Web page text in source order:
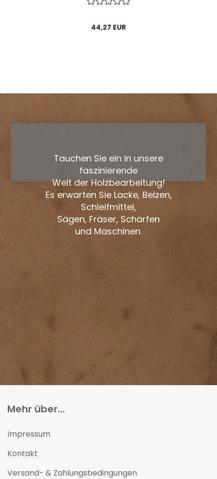
44,27 EUR
Tauchen Sie ein in unsere
faszinierende
Welt der Holzbearbeitung!
Es erwarten Sie Lacke, Beizen,
Schleifmittel,
Sägen, Fräser, Schärfen
und Maschinen.
Mehr über...
Impressum
Kontakt
Versand- & Zahlungsbedingungen